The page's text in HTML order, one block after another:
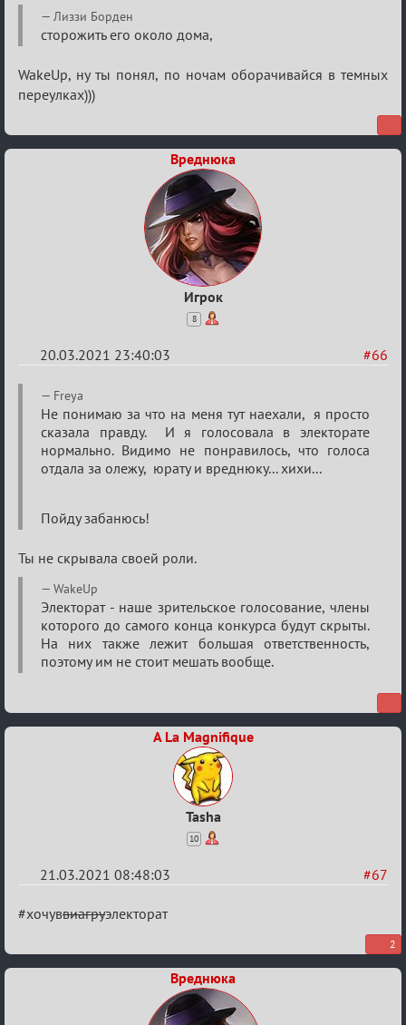
Re:
ГОЛОС
(обсуждение)
Лиззи Борден
сторожить его около дома,
WakeUp, ну ты понял, по ночам оборачивайся в темных
переулках)))
Вреднюка
Игрок
8
#66
20.03.2021 23:40:03
Re:
ГОЛОС
МАФИИ
(обсуждение)
Freya
Не понимаю за что на меня тут наехали, я просто
сказала правду. И я голосовала в электорате
нормально. Видимо не понравилось, что голоса
отдала за олежу, юрату и вреднюку... хихи...
Пойду забанюсь!
Ты не скрывала своей роли.
WakeUp
Электорат - наше зрительское голосование, члены
которого до самого конца конкурса будут скрыты.
На них также лежит большая ответственность,
поэтому им не стоит мешать вообще.
A La Magnifique
Tasha
10
#67
21.03.2021 08:48:03
Re:
МАФИИ
#хочуввиагруэлекторат
2
Вреднюка